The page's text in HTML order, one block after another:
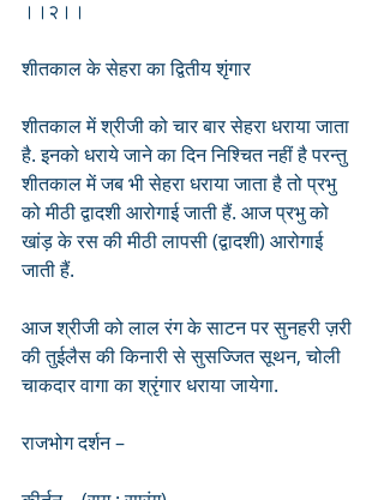
।।२।।
शीतकाल के सेहरा का द्वितीय शृंगार
शीतकाल में श्रीजी को चार बार सेहरा धराया जाता
है. इनको धराये जाने का दिन निश्चित नहीं है परन्तु
शीतकाल में जब भी सेहरा धराया जाता है तो प्रभु
को मीठी द्वादशी आरोगाई जाती हैं. आज प्रभु को
खांड़ के रस की मीठी लापसी (द्वादशी) आरोगाई
जाती हैं.
आज श्रीजी को लाल रंग के साटन पर सुनहरी ज़री
की तुईलैस की किनारी से सुसज्जित सूथन, चोली
चाकदार वागा का श्रृंगार धराया जायेगा.
राजभोग दर्शन –